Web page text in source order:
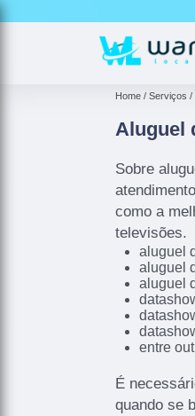
Home Serviços
Aluguel
Sobre
como a
televisões.
aluguel
aluguel
aluguel
entre
É
quando se